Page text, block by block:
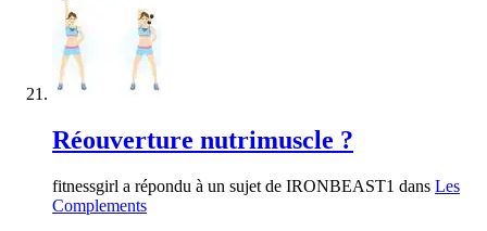
Réouverture nutrimuscle ?
fitnessgirl a répondu à un sujet de IRONBEAST1 dans Les
Complements